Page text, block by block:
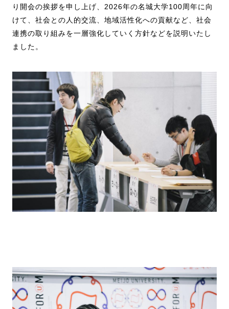
り開会の挨拶を申し上げ、2026年の名城大学100周年に向
けて、社会との人的交流、地域活性化への貢献など、社会
連携の取り組みを一層強化していく方針などを説明いたし
ました。